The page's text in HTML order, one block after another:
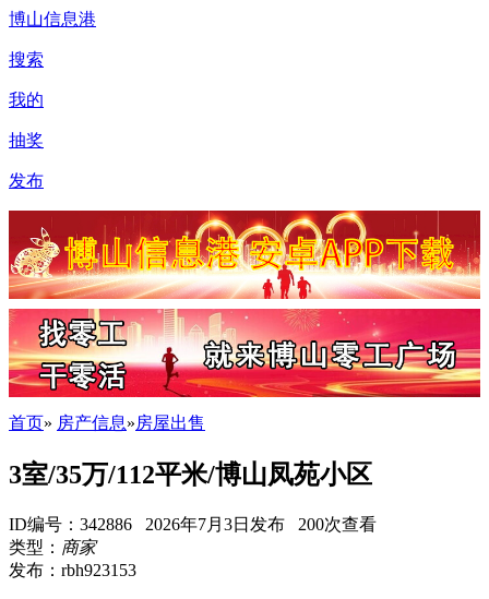
博山信息港
搜索
我的
抽奖
发布
首页» 房产信息»房屋出售
3室/35万/112平米/博山凤苑小区
ID编号：342886 2026年7月3日发布 200次查看
类型： 商家
发布：rbh923153